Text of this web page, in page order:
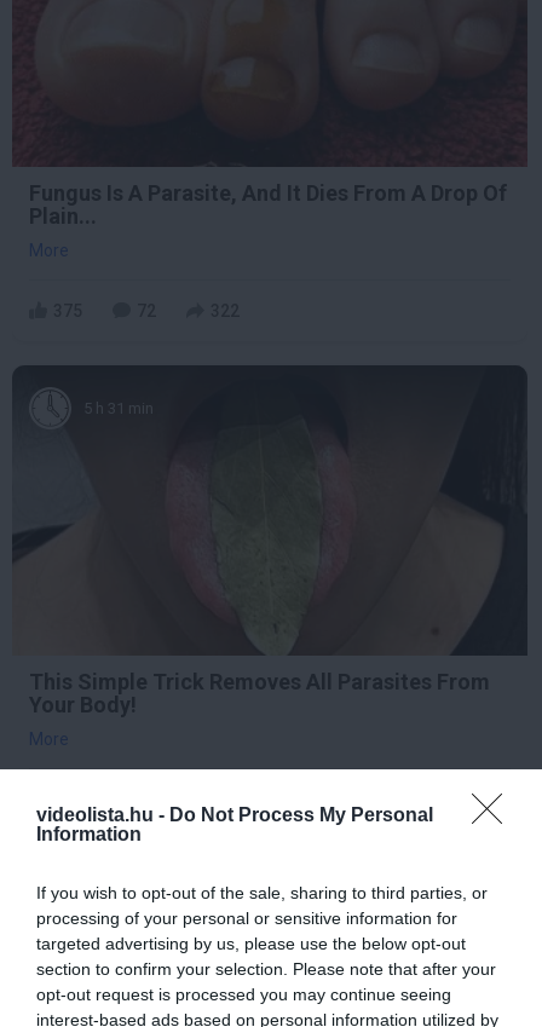
videolista.hu - Do Not Process My Personal
Information
If you wish to opt-out of the sale, sharing to third parties, or
processing of your personal or sensitive information for
targeted advertising by us, please use the below opt-out
section to confirm your selection. Please note that after your
opt-out request is processed you may continue seeing
interest-based ads based on personal information utilized by
Fungus Is A Parasite, And It Dies From A Drop Of
Plain...
More
5 h 31 min
This Simple Trick Removes All Parasites From
Your Body!
More
7 h 10 min